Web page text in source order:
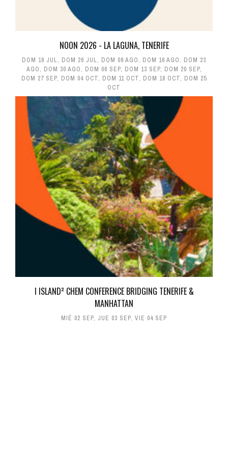
NOON 2026 - LA LAGUNA, TENERIFE
DOM 19 JUL, DOM 26 JUL, DOM 09 AGO, DOM 16 AGO, DOM 23
AGO, DOM 30 AGO, DOM 06 SEP, DOM 13 SEP, DOM 20 SEP,
DOM 27 SEP, DOM 04 OCT, DOM 11 OCT, DOM 18 OCT, DOM 25
OCT
I ISLAND² CHEM CONFERENCE BRIDGING TENERIFE &
MANHATTAN
MIÉ 02 SEP, JUE 03 SEP, VIE 04 SEP